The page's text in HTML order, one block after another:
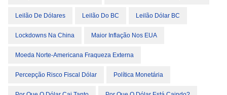
Leilão De Dólares Leilão Do BC Leilão Dólar BC
Lockdowns Na China Maior Inflação Nos EUA
Moeda Norte-Americana Fraqueza Externa
Percepção Risco Fiscal Dólar Política Monetária